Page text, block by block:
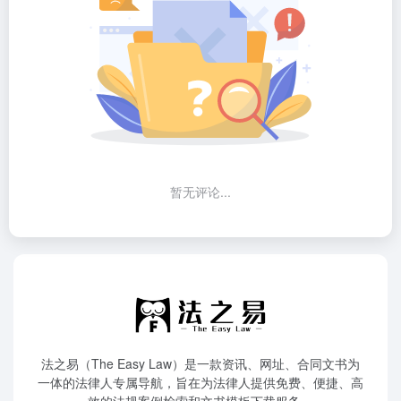
暂无评论...
法之易（The Easy Law）是一款资讯、网址、合同文书为
一体的法律人专属导航，旨在为法律人提供免费、便捷、高